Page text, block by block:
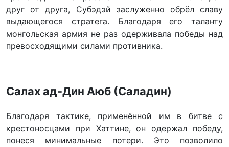
друг от друга, Субэдэй заслуженно обрёл славу
выдающегося стратега. Благодаря его таланту
монгольская армия не раз одерживала победы над
превосходящими силами противника.
Салах ад-Дин Аюб (Саладин)
Благодаря тактике, применённой им в битве с
крестоносцами при Хаттине, он одержал победу,
понеся минимальные потери. Это позволило